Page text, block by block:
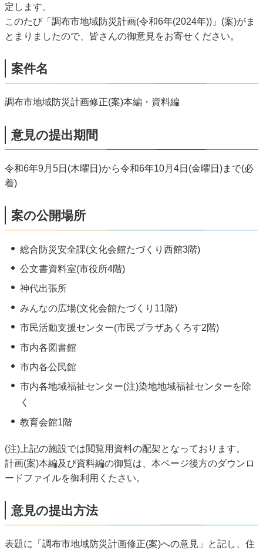
定します。
このたび「調布市地域防災計画(令和6年(2024年))」(案)がま
とまりましたので、皆さんの御意見をお寄せください。
案件名
調布市地域防災計画修正(案)本編・資料編
意見の提出期間
令和6年9月5日(木曜日)から令和6年10月4日(金曜日)まで(必
着)
案の公開場所
総合防災安全課(文化会館たづくり西館3階)
公文書資料室(市役所4階)
神代出張所
みんなの広場(文化会館たづくり11階)
市民活動支援センター(市民プラザあくろす2階)
市内各図書館
市内各公民館
市内各地域福祉センター(注)染地地域福祉センターを除
く
教育会館1階
(注)上記の施設では閲覧用資料の配架となっております。
計画(案)本編及び資料編の御覧は、本ページ後方のダウンロ
ードファイルを御利用くたさい。
意見の提出方法
表題に「調布市地域防災計画修正(案)への意見」と記し、住